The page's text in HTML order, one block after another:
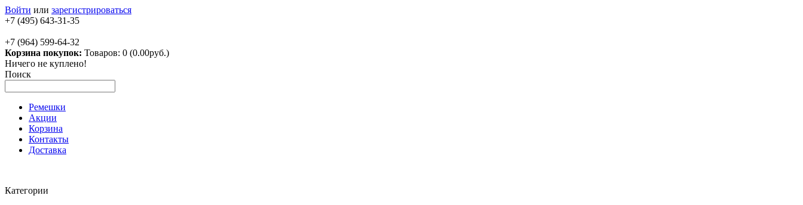
Войти или зарегистрироваться
+7 (495) 643-31-35
+7 (964) 599-64-32
Корзина покупок: Товаров: 0 (0.00руб.)
Ничего не куплено!
Поиск
Ремешки
Акции
Корзина
Контакты
Доставка
Категории